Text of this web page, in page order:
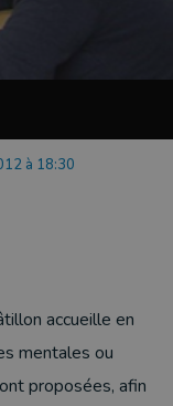
à 18:30
accueille en
mentales ou
proposées, afin